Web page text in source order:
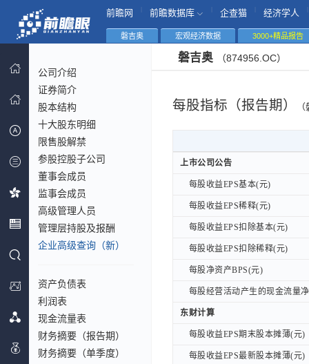
前瞻网 前瞻数据库 企查猫 经济学人
磐吉奥 宏观经济数据 3000+精品报告
公司介绍
证券简介
股本结构
十大股东明细
限售股解禁
参股控股子公司
董事会成员
监事会成员
高级管理人员
管理层持股及报酬
企业高级查询（新）
资产负债表
利润表
现金流量表
财务摘要（报告期）
财务摘要（单季度）
磐吉奥 （874956.OC）
每股指标（报告期）
上市公司公告
每股收益EPS基本(元)
每股收益EPS稀释(元)
每股收益EPS扣除基本(元)
每股收益EPS扣除稀释(元)
每股净资产BPS(元)
每股经营活动产生的现金流量
东财计算
每股收益EPS期末股本摊薄(元)
每股收益EPS最新股本摊薄(元)
上市公司公告
每股收益EPS基本(元)
每股收益EPS稀释(元)
每股收益EPS扣除基本(元)
每股收益EPS扣除稀释(元)
每股净资产BPS(元)
每股经营活动产生的现金流量
东财计算
每股收益EPS期末股本摊薄(元)
每股收益EPS最新股本摊薄(元)